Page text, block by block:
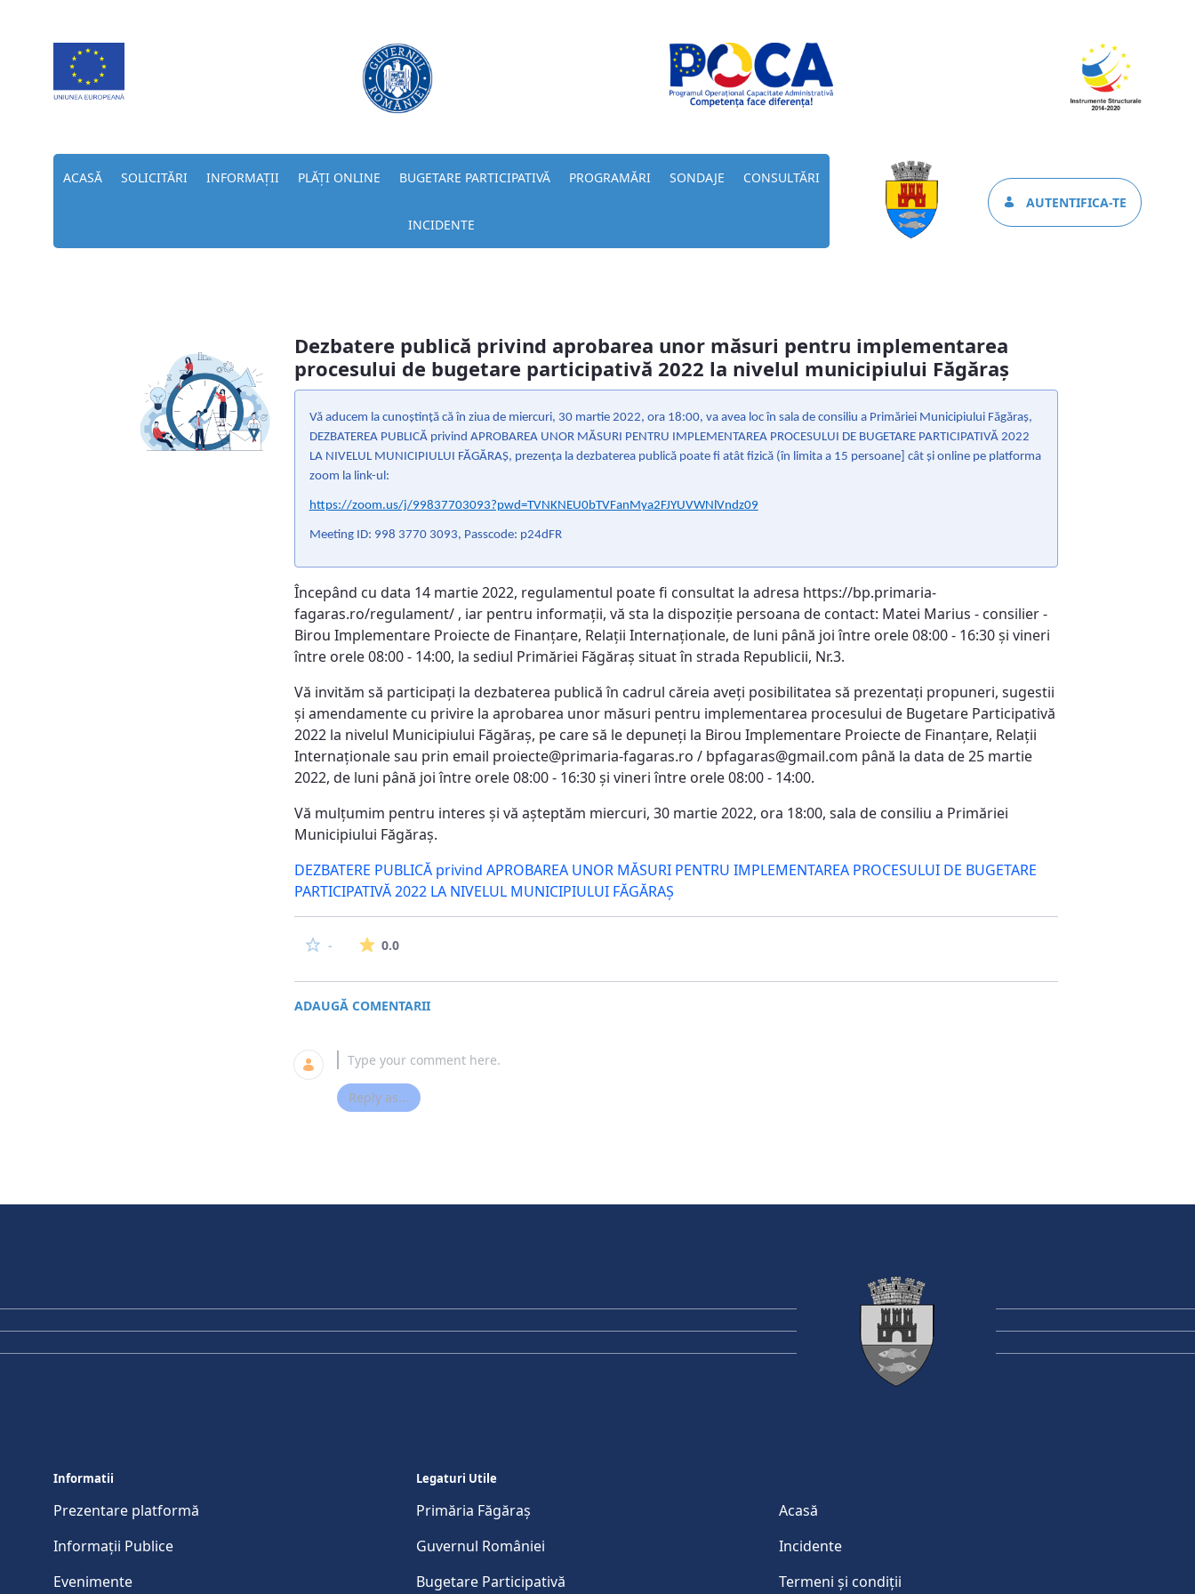
ACASĂ SOLICITĂRI INFORMAȚII PLĂȚI ONLINE BUGETARE PARTICIPATIVĂ PROGRAMĂRI SONDAJE CONSULTĂRI
INCIDENTE
AUTENTIFICA-TE
Dezbatere publică privind aprobarea unor măsuri pentru implementarea
procesului de bugetare participativă 2022 la nivelul municipiului Făgăraş
Vă aducem la cunoştinţă că în ziua de miercuri, 30 martie 2022, ora 18:00, va avea loc în sala de consiliu a Primăriei Municipiului Făgăraş,
DEZBATEREA PUBLICĂ privind APROBAREA UNOR MĂSURI PENTRU IMPLEMENTAREA PROCESULUI DE BUGETARE PARTICIPATIVĂ 2022
LA NIVELUL MUNICIPIULUI FĂGĂRAŞ, prezenţa la dezbaterea publică poate fi atât fizică (în limita a 15 persoane] cât şi online pe platforma
zoom la link-ul:
https://zoom.us/j/99837703093?pwd=TVNKNEU0bTVFanMya2FJYUVWNlVndz09
Meeting ID: 998 3770 3093, Passcode: p24dFR
Începând cu data 14 martie 2022, regulamentul poate fi consultat la adresa https://bp.primaria-
fagaras.ro/regulament/ , iar pentru informaţii, vă sta la dispoziţie persoana de contact: Matei Marius - consilier -
Birou Implementare Proiecte de Finanţare, Relaţii Internaţionale, de luni până joi între orele 08:00 - 16:30 şi vineri
între orele 08:00 - 14:00, la sediul Primăriei Făgăraş situat în strada Republicii, Nr.3.
Vă invităm să participaţi la dezbaterea publică în cadrul căreia aveţi posibilitatea să prezentaţi propuneri, sugestii
şi amendamente cu privire la aprobarea unor măsuri pentru implementarea procesului de Bugetare Participativă
2022 la nivelul Municipiului Făgăraş, pe care să le depuneţi la Birou Implementare Proiecte de Finanţare, Relaţii
Internaţionale sau prin email proiecte@primaria-fagaras.ro / bpfagaras@gmail.com până la data de 25 martie
2022, de luni până joi între orele 08:00 - 16:30 şi vineri între orele 08:00 - 14:00.
Vă mulţumim pentru interes şi vă aşteptăm miercuri, 30 martie 2022, ora 18:00, sala de consiliu a Primăriei
Municipiului Făgăraş.
DEZBATERE PUBLICĂ privind APROBAREA UNOR MĂSURI PENTRU IMPLEMENTAREA PROCESULUI DE BUGETARE
PARTICIPATIVĂ 2022 LA NIVELUL MUNICIPIULUI FĂGĂRAŞ
- 0.0Media evaluarii este de 0 stele din 5.
ADAUGĂ COMENTARII
Reply as...
Informatii
Prezentare platformă
Informații Publice
Evenimente
Legaturi Utile
Primăria Făgăraș
Guvernul României
Bugetare Participativă
Acasă
Incidente
Termeni și condiții